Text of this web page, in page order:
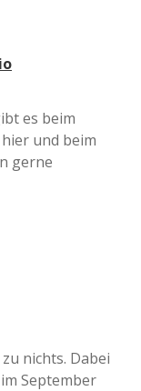
es beim
und beim
gerne
nichts. Dabei
September